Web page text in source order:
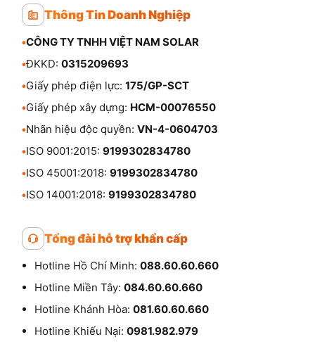
Thông Tin Doanh Nghiệp
•CÔNG TY TNHH VIỆT NAM SOLAR
•ĐKKD: 0315209693
•Giấy phép điện lực: 175/GP-SCT
•Giấy phép xây dựng: HCM-00076550
•Nhãn hiệu độc quyền: VN-4-0604703
•ISO 9001:2015: 9199302834780
•ISO 45001:2018: 9199302834780
•ISO 14001:2018: 9199302834780
Tổng đài hỗ trợ khẩn cấp
Hotline Hồ Chí Minh: 088.60.60.660
Hotline Miền Tây: 084.60.60.660
Hotline Khánh Hòa: 081.60.60.660
Hotline Khiếu Nại: 0981.982.979